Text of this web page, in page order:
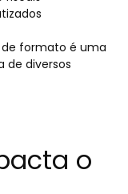
formato é uma
de diversos
o